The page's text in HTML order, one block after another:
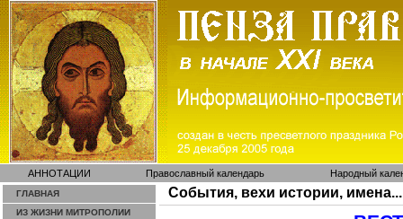
АННОТАЦИИ Православный календарь Народный
ГЛАВНАЯ
ИЗ ЖИЗНИ МИТРОПОЛИИ
События, вехи истории, имена...